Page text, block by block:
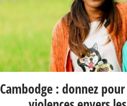
Cambodge : donnez